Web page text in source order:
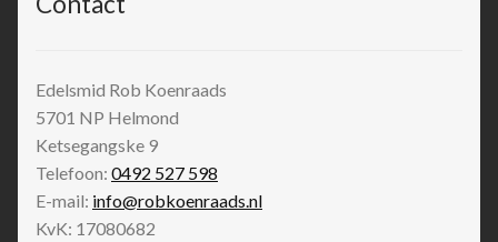
Edelsmid Rob Koenraads
5701 NP Helmond
Ketsegangske 9
Telefoon: 0492 527 598
E-mail: info@robkoenraads.nl
KvK: 17080682